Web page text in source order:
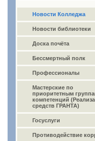
Новости Колледжа
Новости библиотеки
Доска почёта
Бессмертный полк
Профессионалы
Мастерские по
приоритетным
компетенций
средств ГРАНТА)
Госуслуги
Противодействие